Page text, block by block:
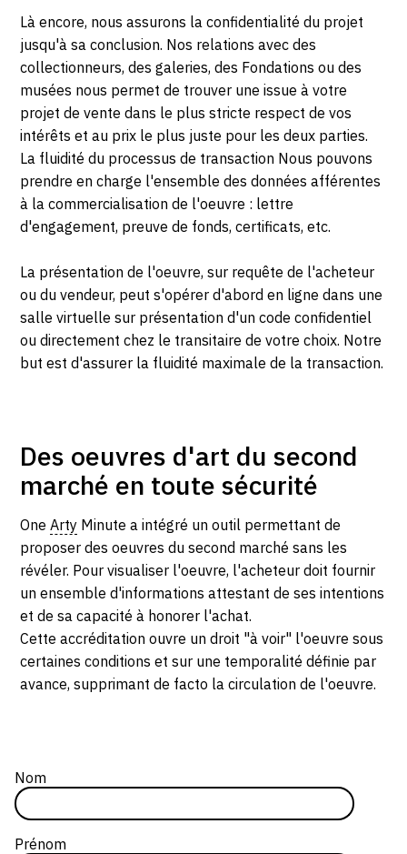
TWITTER
PINTEREST
Là encore, nous assurons la confidentialité du projet
jusqu'à sa conclusion. Nos relations avec des
collectionneurs, des galeries, des Fondations ou des
musées nous permet de trouver une issue à votre
projet de vente dans le plus stricte respect de vos
intérêts et au prix le plus juste pour les deux parties.
La fluidité du processus de transaction Nous pouvons
prendre en charge l'ensemble des données afférentes
à la commercialisation de l'oeuvre : lettre
d'engagement, preuve de fonds, certificats, etc.
La présentation de l'oeuvre, sur requête de l'acheteur
ou du vendeur, peut s'opérer d'abord en ligne dans une
salle virtuelle sur présentation d'un code confidentiel
ou directement chez le transitaire de votre choix. Notre
but est d'assurer la fluidité maximale de la transaction.
Des oeuvres d'art du second
marché en toute sécurité
OneArty Minute a intégré un outil permettant de
proposer des oeuvres du second marché sans les
révéler. Pour visualiser l'oeuvre, l'acheteur doit fournir
un ensemble d'informations attestant de ses intentions
et de sa capacité à honorer l'achat.
Cette accréditation ouvre un droit "à voir" l'oeuvre sous
certaines conditions et sur une temporalité définie par
avance, supprimant de facto la circulation de l'oeuvre.
webform
Nom
Prénom